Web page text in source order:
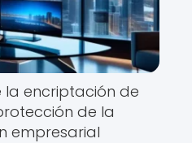
la encriptación de
de la
empresarial